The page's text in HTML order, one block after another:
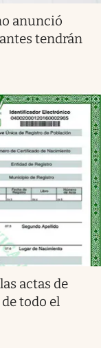
anunció
tendrán
actas de
todo el